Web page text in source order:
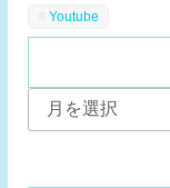
Youtube
ー